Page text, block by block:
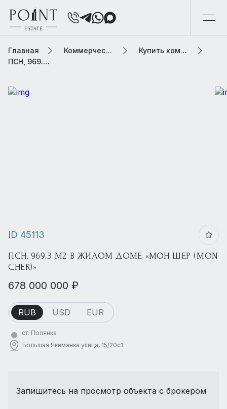
Главная Коммерческая элитная недвижимость
Купить коммерческую недвижимость
ПСН, 969.3 м2 В жилом доме «Мон Шер (Mon Cher)»
ID 45113
ПСН, 969.3 М2 В ЖИЛОМ ДОМЕ «МОН ШЕР (MON
CHER)»
678 000 000 ₽
RUB USD EUR
ст. Полянка
Большая Якиманка улица, 15/20с1
Запишитесь на просмотр объекта с брокером